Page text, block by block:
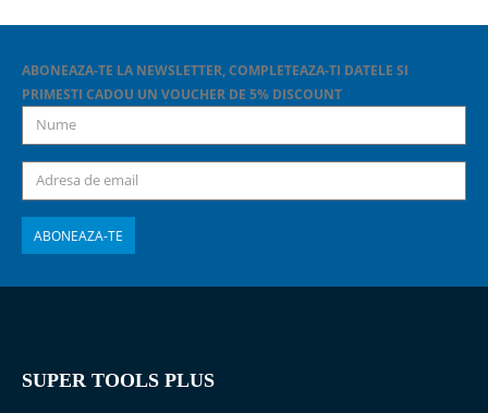
ABONEAZA-TE LA NEWSLETTER, COMPLETEAZA-TI DATELE SI
PRIMESTI CADOU UN VOUCHER DE 5% DISCOUNT
SUPER TOOLS PLUS